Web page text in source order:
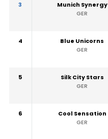
3
Munich Synergy
GER
4
Blue Unicorns
GER
5
Silk City Stars
GER
6
Cool Sensation
GER